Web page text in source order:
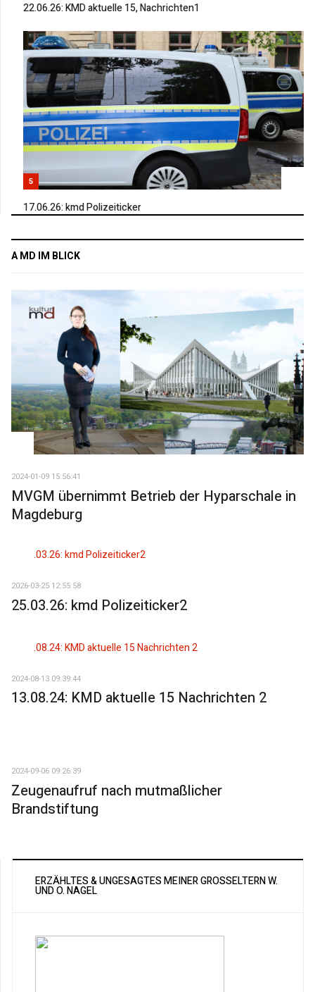
22.06.26: KMD aktuelle 15, Nachrichten1
5
17.06.26: kmd Polizeiticker
A MD IM BLICK
2024-01-09 15:56:41
MVGM übernimmt Betrieb der Hyparschale in
Magdeburg
2026-03-25 12:55:58
25.03.26: kmd Polizeiticker2
2024-08-13 09:39:44
13.08.24: KMD aktuelle 15 Nachrichten 2
2024-09-06 09:26:39
Zeugenaufruf nach mutmaßlicher
Brandstiftung
ERZÄHLTES & UNGESAGTES MEINER GROSSELTERN W. U
ND O. NAGEL